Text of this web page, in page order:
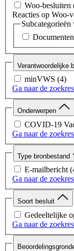
Woo-besluiten
Reacties op Woo-
Documenten
Verantwoordelijke
minVWS (4)
Ga naar de
Onderwerpen
COVID-19
Ga naar de
Type bronbestand
E-mailbericht
Ga naar de
Soort besluit
Gedeeltelijke
Ga naar de